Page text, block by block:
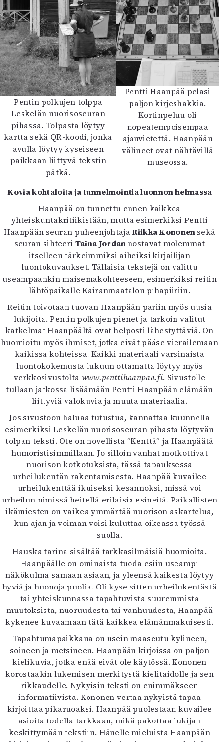
Pentin polkujen tolppa
Leskelän nuorisoseuran
pihassa. Tolpasta löytyy
kartta sekä QR-koodi, jonka
avulla löytyy kyseiseen
paikkaan liittyvä tekstin
pätkä.
Pentti Haanpää pelasi
paljon kirjeshakkia.
Kortinpeluu oli
nopeatempoisempaa
ajanvietettä. Haanpään
välineet ovat nähtävillä
museossa.
Kovia kohtaloita ja tunnelmointia luonnon helmassa
Haanpää on tunnettu ennen kaikkea
yhteiskuntakritiikistään, mutta esimerkiksi Pentti
Haanpään seuran puheenjohtajaRiikka Kononen sekä
seuran sihteeri Taina Jordannostavat molemmat
itselleen tärkeimmiksi aiheiksi kirjailijan
luontokuvaukset. Tällaisia tekstejä on valittu
useampaankin maisemakohteeseen, esimerkiksi reitin
lähtöpaikalle Kairanmaatalon pihapiiriin.
Reitin toivotaan tuovan Haanpään pariin myös uusia
lukijoita. Pentin polkujen pienet ja tarkoin valitut
katkelmat Haanpäältä ovat helposti lähestyttäviä. On
huomioitu myös ihmiset, jotka eivät pääse vierailemaan
kaikissa kohteissa. Kaikki materiaali varsinaista
luontokokemusta lukuun ottamatta löytyy myös
verkkosivustolta www.penttihaanpaa.fi. Sivustolle
tullaan jatkossa lisäämään Pentti Haanpään elämään
liittyviä valokuvia ja muuta materiaalia.
Jos sivustoon haluaa tutustua, kannattaa kuunnella
esimerkiksi Leskelän nuorisoseuran pihasta löytyvän
tolpan teksti. Ote on novellista ”Kenttä” ja Haanpäätä
humoristisimmillaan. Jo silloin vanhat motkottivat
nuorison kotkotuksista, tässä tapauksessa
urheilukentän rakentamisesta. Haanpää kuvailee
urheilukenttää ikuiseksi kesannoksi, missä voi
urheilun nimissä heitellä erilaisia esineitä. Paikallisten
ikämiesten on vaikea ymmärtää nuorison askartelua,
kun ajan ja voiman voisi kuluttaa oikeassa työssä
suolla.
Hauska tarina sisältää tarkkasilmäisiä huomioita.
Haanpäälle on ominaista tuoda esiin useampi
näkökulma samaan asiaan, ja yleensä kaikesta löytyy
hyviä ja huonoja puolia. Oli kyse sitten urheilukentästä
tai yhteiskunnassa tapahtuvista suuremmista
muutoksista, nuoruudesta tai vanhuudesta, Haanpää
kykenee kuvaamaan tätä kaikkea elämänmakuisesti.
Tapahtumapaikkana on usein maaseutu kylineen,
soineen ja metsineen. Haanpään kirjoissa on paljon
kielikuvia, jotka enää eivät ole käytössä. Kononen
korostaakin lukemisen merkitystä kielitaidolle ja sen
rikkaudelle. Nykyisin teksti on enimmäkseen
informatiivista. Kononen vertaa nykyistä tapaa
kirjoittaa pikaruoaksi. Haanpää puolestaan kuvailee
asioita todella tarkkaan, mikä pakottaa lukijan
keskittymään tekstiin. Hänelle mieluista Haanpään